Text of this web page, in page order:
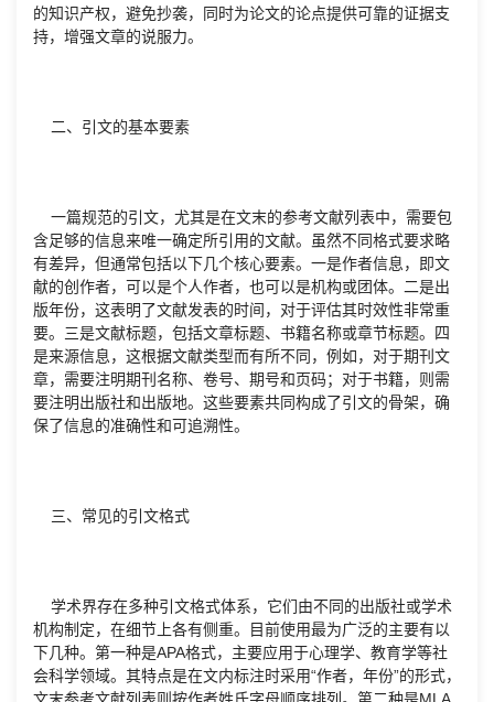
的知识产权，避免抄袭，同时为论文的论点提供可靠的证据支
持，增强文章的说服力。
二、引文的基本要素
一篇规范的引文，尤其是在文末的参考文献列表中，需要包
含足够的信息来唯一确定所引用的文献。虽然不同格式要求略
有差异，但通常包括以下几个核心要素。一是作者信息，即文
献的创作者，可以是个人作者，也可以是机构或团体。二是出
版年份，这表明了文献发表的时间，对于评估其时效性非常重
要。三是文献标题，包括文章标题、书籍名称或章节标题。四
是来源信息，这根据文献类型而有所不同，例如，对于期刊文
章，需要注明期刊名称、卷号、期号和页码；对于书籍，则需
要注明出版社和出版地。这些要素共同构成了引文的骨架，确
保了信息的准确性和可追溯性。
三、常见的引文格式
学术界存在多种引文格式体系，它们由不同的出版社或学术
机构制定，在细节上各有侧重。目前使用最为广泛的主要有以
下几种。第一种是APA格式，主要应用于心理学、教育学等社
会科学领域。其特点是在文内标注时采用“作者，年份”的形式，
文末参考文献列表则按作者姓氏字母顺序排列。第二种是MLA